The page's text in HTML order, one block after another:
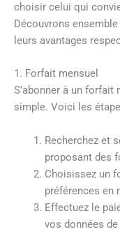
choisir celui qui
Découvrons
leurs avantages
1. Forfait mensuel
S’abonner à un
simple. Voici les
Recherchez et
proposant des
Choisissez un
préférences en
Effectuez le
vos données